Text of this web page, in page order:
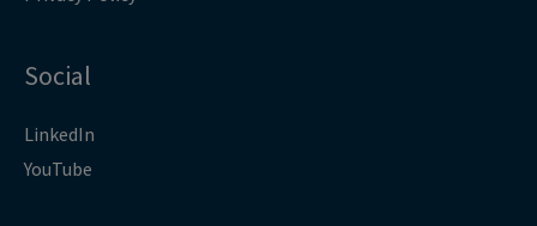
Social
LinkedIn
YouTube